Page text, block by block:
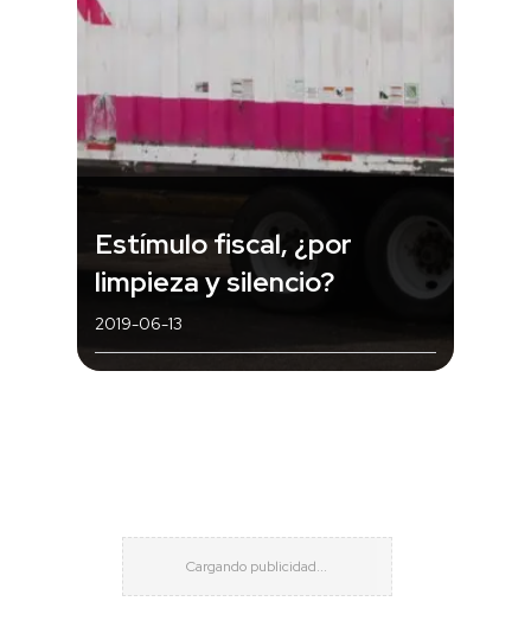
Estímulo fiscal, ¿por
limpieza y silencio?
2019-06-13